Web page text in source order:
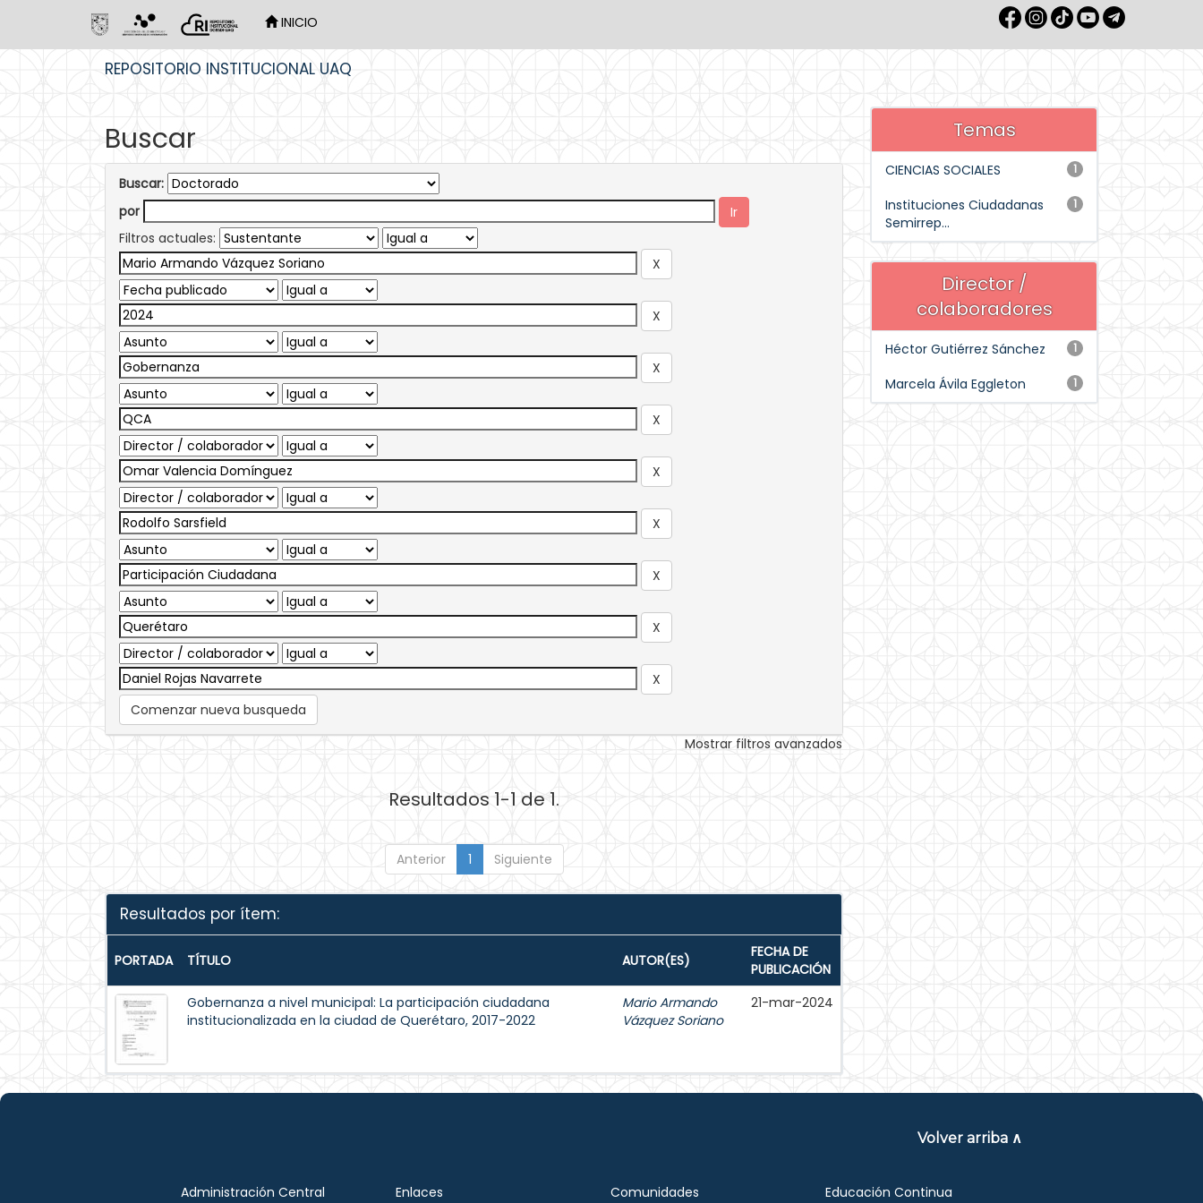
INICIO
REPOSITORIO INSTITUCIONAL UAQ
Buscar
Buscar:
por
Filtros actuales:
Comenzar nueva busqueda
Mostrar filtros avanzados
Resultados 1-1 de 1.
Anterior 1 Siguiente
Resultados por ítem:
PORTADA TÍTULO AUTOR(ES)
FECHA DE
PUBLICACIÓN
Gobernanza a nivel municipal: La participación ciudadana
institucionalizada en la ciudad de Querétaro, 2017-2022
Mario Armando
Vázquez Soriano
21-mar-2024
Temas
1
CIENCIAS SOCIALES
1
Instituciones Ciudadanas
Semirrep...
Director /
colaboradores
1
Héctor Gutiérrez Sánchez
1
Marcela Ávila Eggleton
Volver arriba ∧
Administración Central Enlaces Comunidades Educación Continua